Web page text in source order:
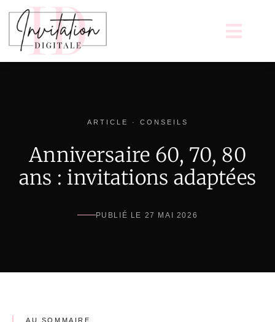
ARTICLE · CONSEILS
Anniversaire 60, 70, 80
ans : invitations adaptées
PUBLIÉ LE 27 MAI 2026
AU SOMMAIRE